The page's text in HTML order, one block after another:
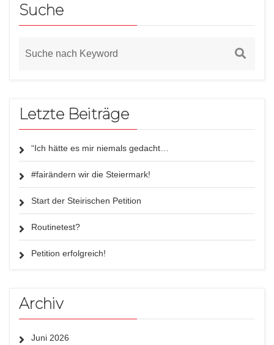
Suche
Letzte Beiträge
“Ich hätte es mir niemals gedacht…
#fairändern wir die Steiermark!
Start der Steirischen Petition
Routinetest?
Petition erfolgreich!
Archiv
Juni 2026